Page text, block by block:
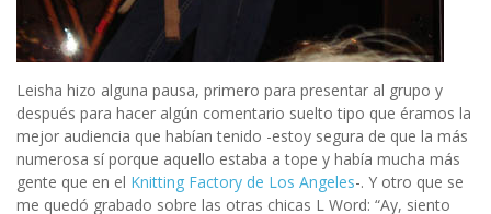
Leisha hizo alguna pausa, primero para presentar al grupo y
después para hacer algún comentario suelto tipo que éramos la
mejor audiencia que habían tenido -estoy segura de que la más
numerosa sí porque aquello estaba a tope y había mucha más
gente que en el Knitting Factory de Los Angeles-. Y otro que se
me quedó grabado sobre las otras chicas L Word: “Ay, siento